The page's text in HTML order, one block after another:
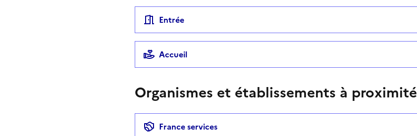
Entrée
Accueil
Organismes et établissements à proximité
France services